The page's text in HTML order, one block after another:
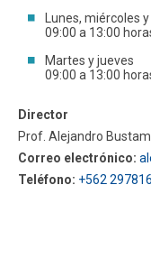
Lunes, miércoles
09:00 a 13:00
Martes y jueves
09:00 a 13:00
Director
Prof. Alejandro
Correo electrónico:
Teléfono: +562